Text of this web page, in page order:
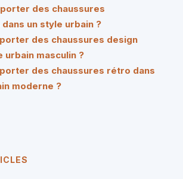
des chaussures
un style urbain ?
des chaussures design
urbain masculin ?
des chaussures rétro dans
moderne ?